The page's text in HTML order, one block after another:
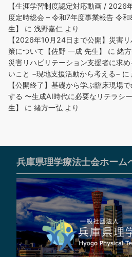
【生涯学習制度認定対応動画 / 2026
度定時総会 – 令和7年度事業報告 令
生】
に 浅野嘉仁 より
【2026年10月24日まで公開】災害
策について【佐野 一成 先生】
に 緒
災害リハビリテーション支援者に求
いこと −現地支援活動から考える− に
【公開終了】基礎から学ぶ臨床現
する 〜生成AI時代に必要なリテラシ
生】
に 緒方一弘 より
兵庫県理学療法士会ホーム